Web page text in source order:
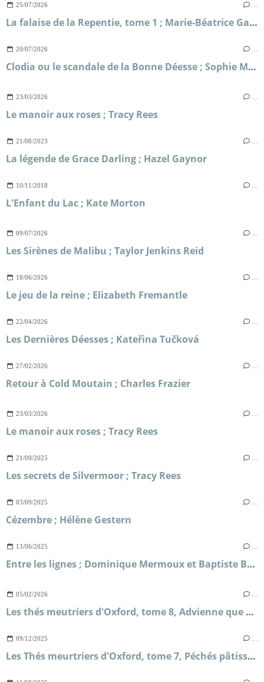
25/07/2026
La falaise de la Repentie, tome 1 ; Marie-Béatrice Gauvin
20/07/2026
Clodia ou le scandale de la Bonne Déesse ; Sophie Malick-Prunier
23/03/2026
Le manoir aux roses ; Tracy Rees
21/08/2023
La légende de Grace Darling ; Hazel Gaynor
10/11/2018
L'Enfant du Lac ; Kate Morton
09/07/2026
Les Sirènes de Malibu ; Taylor Jenkins Reid
18/06/2026
Le jeu de la reine ; Elizabeth Fremantle
22/04/2026
Les Dernières Déesses ; Kateřina Tučková
27/02/2026
Retour à Cold Moutain ; Charles Frazier
23/03/2026
Le manoir aux roses ; Tracy Rees
21/09/2025
Les secrets de Silvermoor ; Tracy Rees
03/09/2025
Cézembre ; Hélène Gestern
13/06/2025
Entre les lignes ; Dominique Mermoux et Baptiste Beaulieu
05/02/2026
Les thés meutriers d'Oxford, tome 8, Advienne que mourra ; H.Y Hanna
09/12/2025
Les Thés meurtriers d'Oxford, tome 7, Péchés pâtissiers ; H.Y Hanna